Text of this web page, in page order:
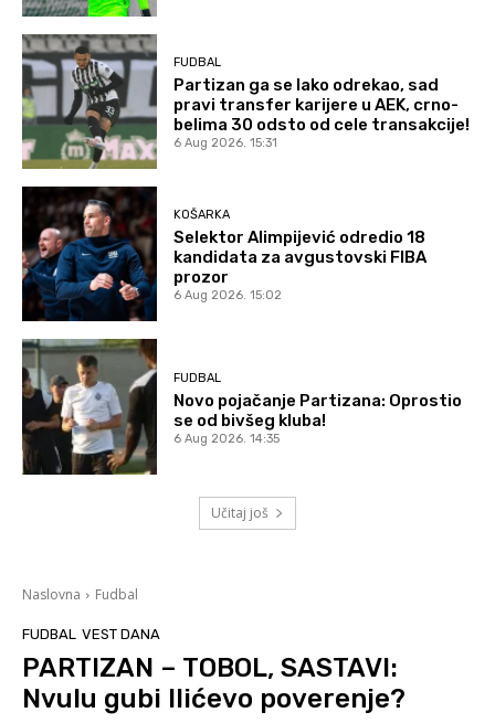
FUDBAL
Partizan ga se lako odrekao, sad
pravi transfer karijere u AEK, crno-
belima 30 odsto od cele transakcije!
6 Aug 2026. 15:31
KOŠARKA
Selektor Alimpijević odredio 18
kandidata za avgustovski FIBA
prozor
6 Aug 2026. 15:02
FUDBAL
Novo pojačanje Partizana: Oprostio
se od bivšeg kluba!
6 Aug 2026. 14:35
Učitaj još